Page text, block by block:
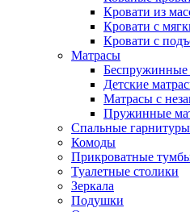
Кровати из
Кровати с
Кровати с
Матрасы
Беспружинные
Детские
Матрасы с
Пружинные
Спальные гарнитуры
Комоды
Прикроватные
Туалетные столики
Зеркала
Подушки